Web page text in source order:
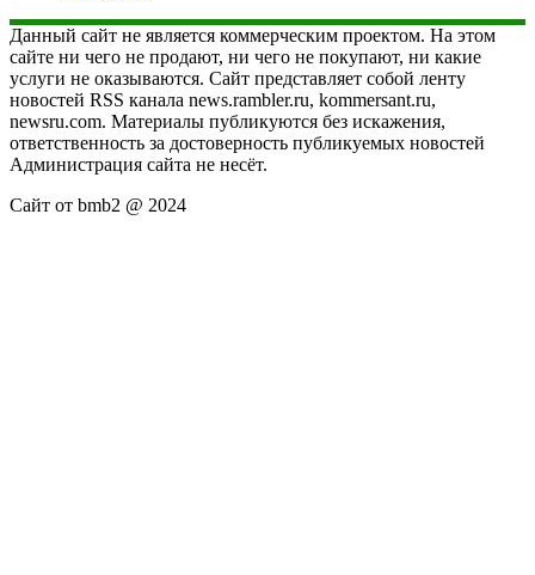
Данный сайт не является коммерческим проектом. На этом
сайте ни чего не продают, ни чего не покупают, ни какие
услуги не оказываются. Сайт представляет собой ленту
новостей RSS канала news.rambler.ru, kommersant.ru,
newsru.com. Материалы публикуются без искажения,
ответственность за достоверность публикуемых новостей
Администрация сайта не несёт.
Сайт от bmb2 @ 2024